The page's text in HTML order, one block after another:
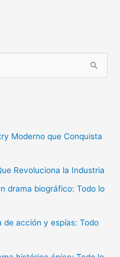
Moderno que Conquista
Revoluciona la Industria
drama biográfico: Todo lo
de acción y espías: Todo